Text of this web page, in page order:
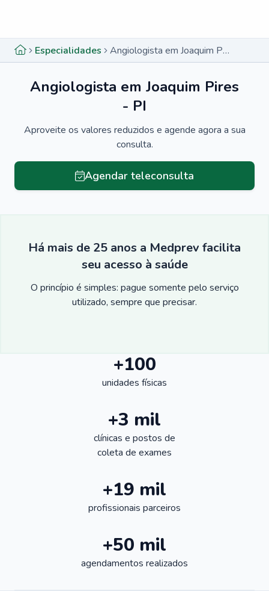
Especialidades Angiologista em Joaquim Pires - PI
Angiologista em Joaquim Pires
- PI
Aproveite os valores reduzidos e agende agora a sua
consulta.
Agendar teleconsulta
Há mais de 25 anos a Medprev facilita
seu acesso à saúde
O princípio é simples: pague somente pelo serviço
utilizado, sempre que precisar.
+100
unidades físicas
+3 mil
clínicas e postos de
coleta de exames
+19 mil
profissionais parceiros
+50 mil
agendamentos realizados